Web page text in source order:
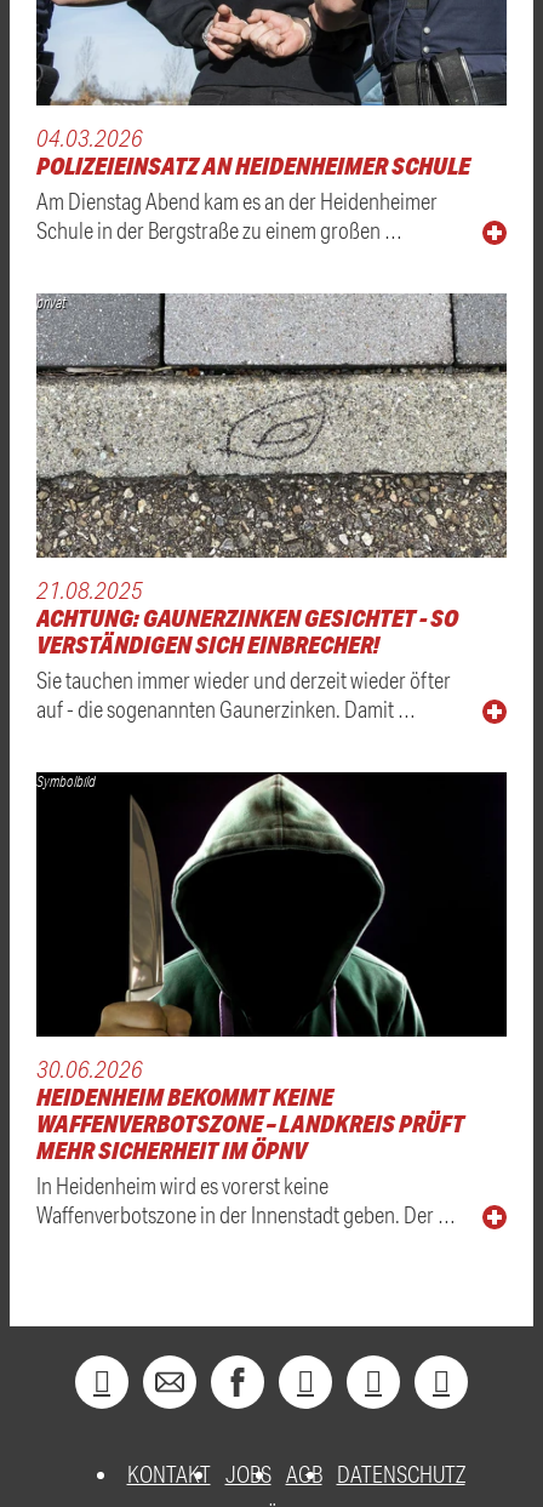
04.03.2026
POLIZEIEINSATZ AN HEIDENHEIMER SCHULE
Am Dienstag Abend kam es an der Heidenheimer
Schule in der Bergstraße zu einem großen …
privat
21.08.2025
ACHTUNG: GAUNERZINKEN GESICHTET - SO
VERSTÄNDIGEN SICH EINBRECHER!
Sie tauchen immer wieder und derzeit wieder öfter
auf - die sogenannten Gaunerzinken. Damit …
Symbolbild
30.06.2026
HEIDENHEIM BEKOMMT KEINE
WAFFENVERBOTSZONE – LANDKREIS PRÜFT
MEHR SICHERHEIT IM ÖPNV
In Heidenheim wird es vorerst keine
Waffenverbotszone in der Innenstadt geben. Der …
KONTAKT JOBS AGB DATENSCHUTZ